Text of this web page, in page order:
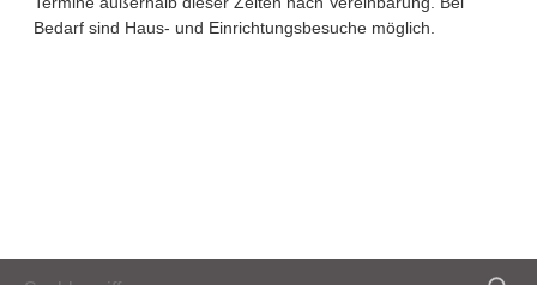
Bedarf sind Haus- und Einrichtungsbesuche möglich.